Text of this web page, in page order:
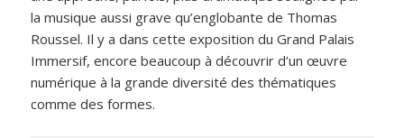
la musique aussi grave qu’englobante de Thomas
Roussel. Il y a dans cette exposition du Grand Palais
Immersif, encore beaucoup à découvrir d’un œuvre
numérique à la grande diversité des thématiques
comme des formes.